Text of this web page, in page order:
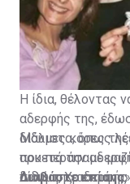
Η ίδια, θέλοντας
αδερφής της,
δίδυμες κόρες
που περάσαμε
δίδυμη,
Μάλιστα, όπως
αρκετά την
πολύ της αδερφής
Διαβάστε επίσης: